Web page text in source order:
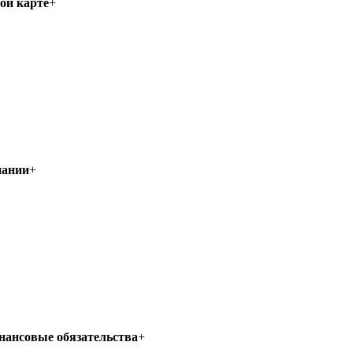
карте+
+
обязательства+